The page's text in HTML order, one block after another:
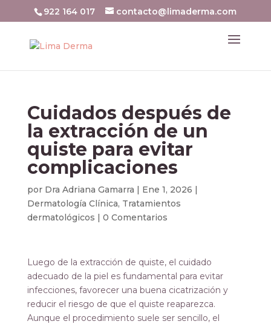
922 164 017 contacto@limaderma.com
Cuidados después de
la extracción de un
quiste para evitar
complicaciones
por Dra Adriana Gamarra | Ene 1, 2026 |
Dermatología Clínica, Tratamientos
dermatológicos | 0 Comentarios
Luego de la extracción de quiste, el cuidado
adecuado de la piel es fundamental para evitar
infecciones, favorecer una buena cicatrización y
reducir el riesgo de que el quiste reaparezca.
Aunque el procedimiento suele ser sencillo, el